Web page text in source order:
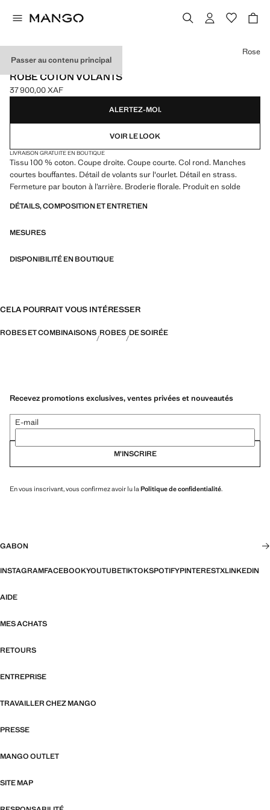
Passer au contenu principal
EVENTS
ROBE COTON VOLANTS
Prix actuel [37 900,00 XAF ]
37 900,00 XAF
Choisissez une couleur
Rose
ALERTEZ-MOI.
VOIR LE LOOK
LIVRAISON GRATUITE EN BOUTIQUE
Tissu 100 % coton. Coupe droite. Coupe courte. Col rond. Manches
courtes bouffantes. Détail de volants sur l'ourlet. Détail en strass.
Fermeture par bouton à l’arrière. Broderie florale. Produit en solde
DÉTAILS, COMPOSITION ET ENTRETIEN
MESURES
DISPONIBILITÉ EN BOUTIQUE
CELA POURRAIT VOUS INTÉRESSER
ROBES ET COMBINAISONS ROBES DE SOIRÉE
Recevez promotions exclusives, ventes privées et nouveautés
E-mail
M’INSCRIRE
En vous inscrivant, vous confirmez avoir lu la Politique de confidentialité.
GABON
INSTAGRAMFACEBOOKYOUTUBETIKTOKSPOTIFYPINTERESTXLINKEDIN
AIDE
MES ACHATS
RETOURS
ENTREPRISE
TRAVAILLER CHEZ MANGO
PRESSE
MANGO OUTLET
SITE MAP